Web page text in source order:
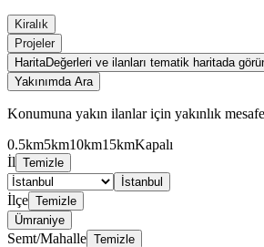
Kiralık
Projeler
HaritaDeğerleri ve ilanları tematik haritada
Yakınımda Ara
Konumuna yakın ilanlar için yakınlık
0.5km5km10km15kmKapalı
İl Temizle
İstanbul
İlçe Temizle
Ümraniye
Semt/Mahalle Temizle